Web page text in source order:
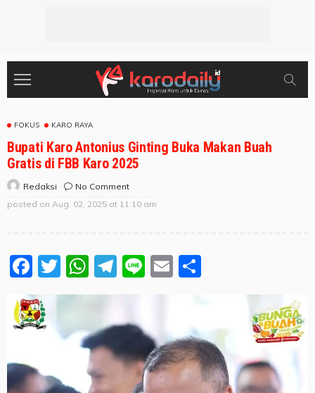
FOKUS KARO RAYA
Bupati Karo Antonius Ginting Buka Makan Buah
Gratis di FBB Karo 2025
Redaksi
No Comment
posted on Aug. 02, 2025 at 11:10 am
Facebook
Twitter
WhatsApp
Telegram
LineEmail